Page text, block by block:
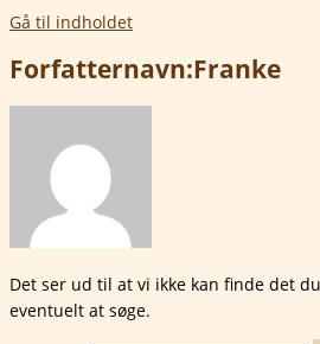
Gå til indholdet
Forfatternavn:Franke
Det ser ud til at vi ikke kan finde det
eventuelt at søge.